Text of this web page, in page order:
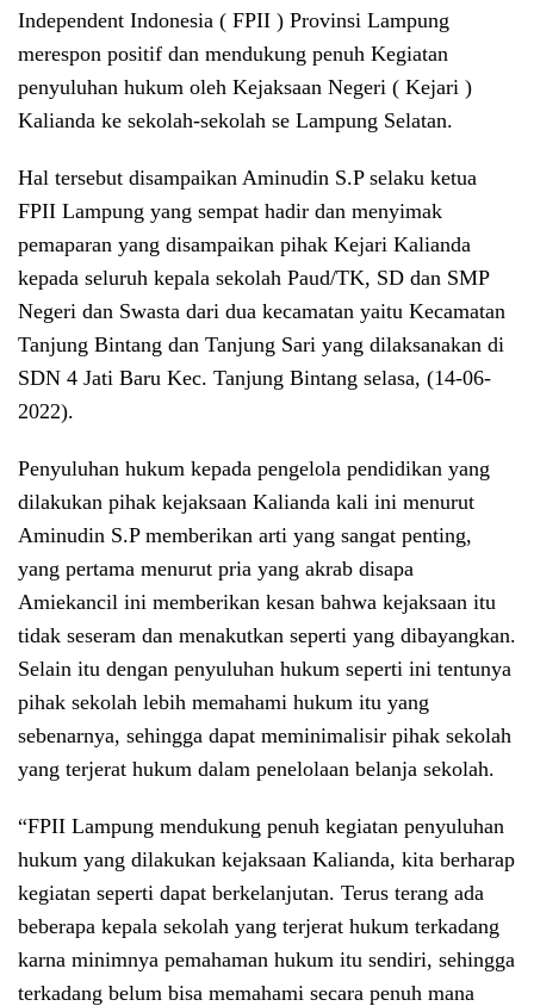
Independent Indonesia ( FPII ) Provinsi Lampung
merespon positif dan mendukung penuh Kegiatan
penyuluhan hukum oleh Kejaksaan Negeri ( Kejari )
Kalianda ke sekolah-sekolah se Lampung Selatan.
Hal tersebut disampaikan Aminudin S.P selaku ketua
FPII Lampung yang sempat hadir dan menyimak
pemaparan yang disampaikan pihak Kejari Kalianda
kepada seluruh kepala sekolah Paud/TK, SD dan SMP
Negeri dan Swasta dari dua kecamatan yaitu Kecamatan
Tanjung Bintang dan Tanjung Sari yang dilaksanakan di
SDN 4 Jati Baru Kec. Tanjung Bintang selasa, (14-06-
2022).
Penyuluhan hukum kepada pengelola pendidikan yang
dilakukan pihak kejaksaan Kalianda kali ini menurut
Aminudin S.P memberikan arti yang sangat penting,
yang pertama menurut pria yang akrab disapa
Amiekancil ini memberikan kesan bahwa kejaksaan itu
tidak seseram dan menakutkan seperti yang dibayangkan.
Selain itu dengan penyuluhan hukum seperti ini tentunya
pihak sekolah lebih memahami hukum itu yang
sebenarnya, sehingga dapat meminimalisir pihak sekolah
yang terjerat hukum dalam penelolaan belanja sekolah.
“FPII Lampung mendukung penuh kegiatan penyuluhan
hukum yang dilakukan kejaksaan Kalianda, kita berharap
kegiatan seperti dapat berkelanjutan. Terus terang ada
beberapa kepala sekolah yang terjerat hukum terkadang
karna minimnya pemahaman hukum itu sendiri, sehingga
terkadang belum bisa memahami secara penuh mana